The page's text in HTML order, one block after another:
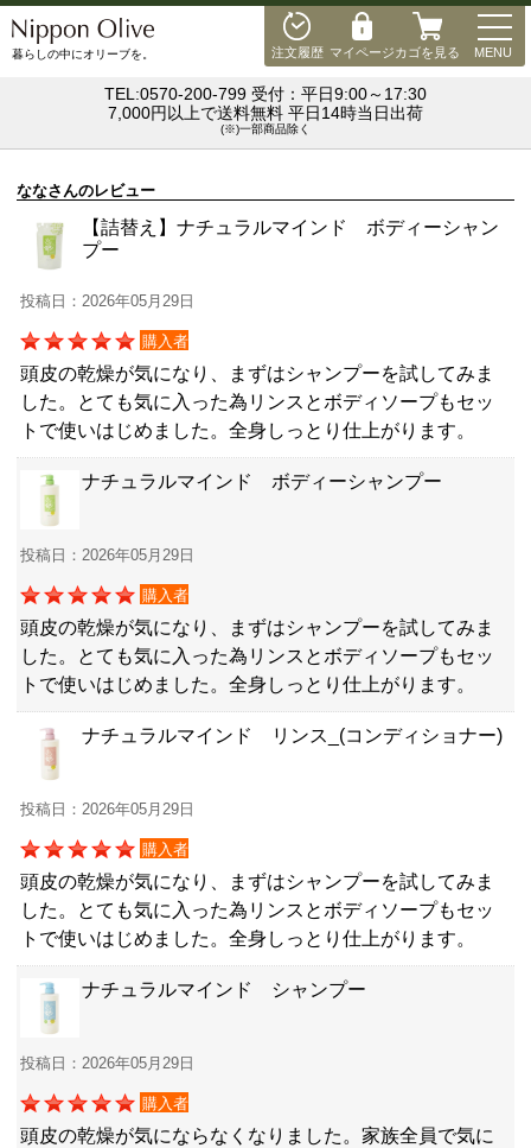
注文履歴 マイページカゴを見る MENU
暮らしの中にオリーブを。
TEL:0570-200-799 受付：平日9:00～17:30
7,000円以上で送料無料 平日14時当日出荷
(※)一部商品除く
ななさんのレビュー
【詰替え】ナチュラルマインド ボディーシャン
プー
投稿日：2026年05月29日
購入者
頭皮の乾燥が気になり、まずはシャンプーを試してみま
した。とても気に入った為リンスとボディソープもセッ
トで使いはじめました。全身しっとり仕上がります。
ナチュラルマインド ボディーシャンプー
投稿日：2026年05月29日
購入者
頭皮の乾燥が気になり、まずはシャンプーを試してみま
した。とても気に入った為リンスとボディソープもセッ
トで使いはじめました。全身しっとり仕上がります。
ナチュラルマインド リンス_(コンディショナー)
投稿日：2026年05月29日
購入者
頭皮の乾燥が気になり、まずはシャンプーを試してみま
した。とても気に入った為リンスとボディソープもセッ
トで使いはじめました。全身しっとり仕上がります。
ナチュラルマインド シャンプー
投稿日：2026年05月29日
購入者
頭皮の乾燥が気にならなくなりました。家族全員で気に